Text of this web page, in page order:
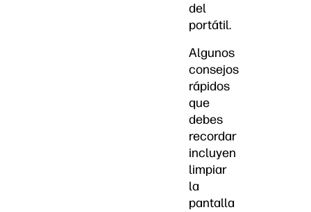
del
portátil.
Algunos
consejos
rápidos
que
debes
recordar
incluyen
limpiar
la
pantalla